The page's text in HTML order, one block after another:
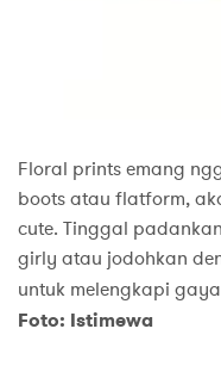
Floral prints emang
boots atau flatform,
cute. Tinggal
girly atau jodohkan
untuk melengkapi
Foto: Istimewa